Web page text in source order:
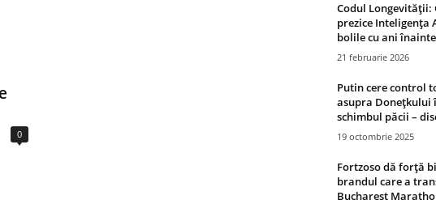
0
Codul Longevității:
prezice Inteligența
bolile cu ani
21 februarie 2026
Putin cere control
asupra Donețkului
schimbul păcii –
19 octombrie 2025
Fortzoso dă forță
brandul care a
Bucharest